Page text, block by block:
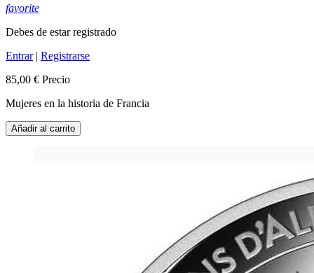
favorite
Debes de estar registrado
Entrar| Registrarse
85,00 € Precio
Mujeres en la historia de Francia
Añadir al carrito